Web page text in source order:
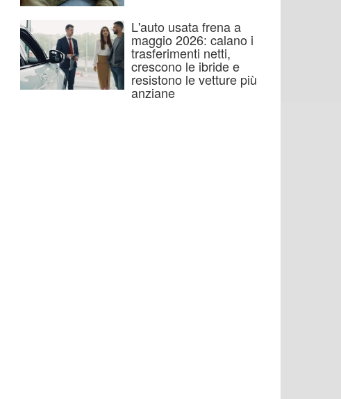
L'auto usata frena a
maggio 2026: calano i
trasferimenti netti,
crescono le ibride e
resistono le vetture più
anziane